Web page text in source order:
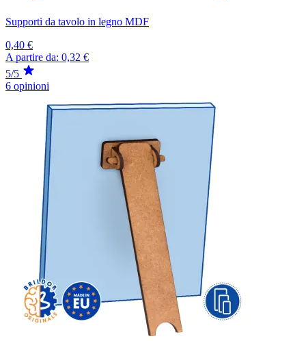
Supporti da tavolo in legno MDF
0,40 €
A partire da: 0,32 €
5/5
6 opinioni